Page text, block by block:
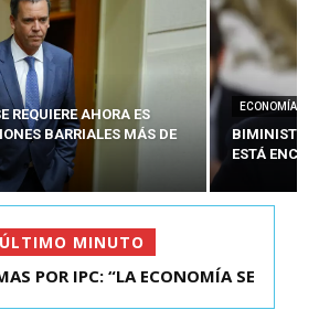
REQUIERE AHORA ES
BARRIALES MÁS DE
ECONOMÍA
BIMINISTRO
ESTÁ
ÚLTIMO MINUTO
CON EL PRESIDENTE ELECTO DE
POR IPC: “LA ECONOMÍA SE